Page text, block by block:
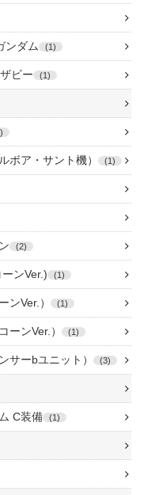
ンダム 1
ビー 1
ボア・サント機） 1
2
ンVer.) 1
ンVer.） 1
ーンVer.） 1
サーbユニット） 3
C装備 1